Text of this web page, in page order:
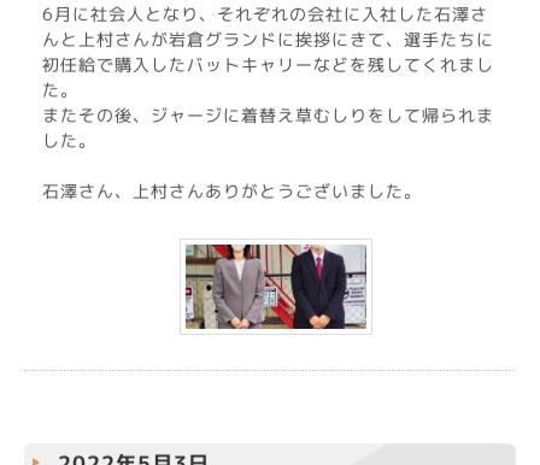
6月に社会人となり、それぞれの会社に入社した石澤さ
んと上村さんが岩倉グランドに挨拶にきて、選手たちに
初任給で購入したバットキャリーなどを残してくれまし
た。
またその後、ジャージに着替え草むしりをして帰られま
した。
石澤さん、上村さんありがとうございました。